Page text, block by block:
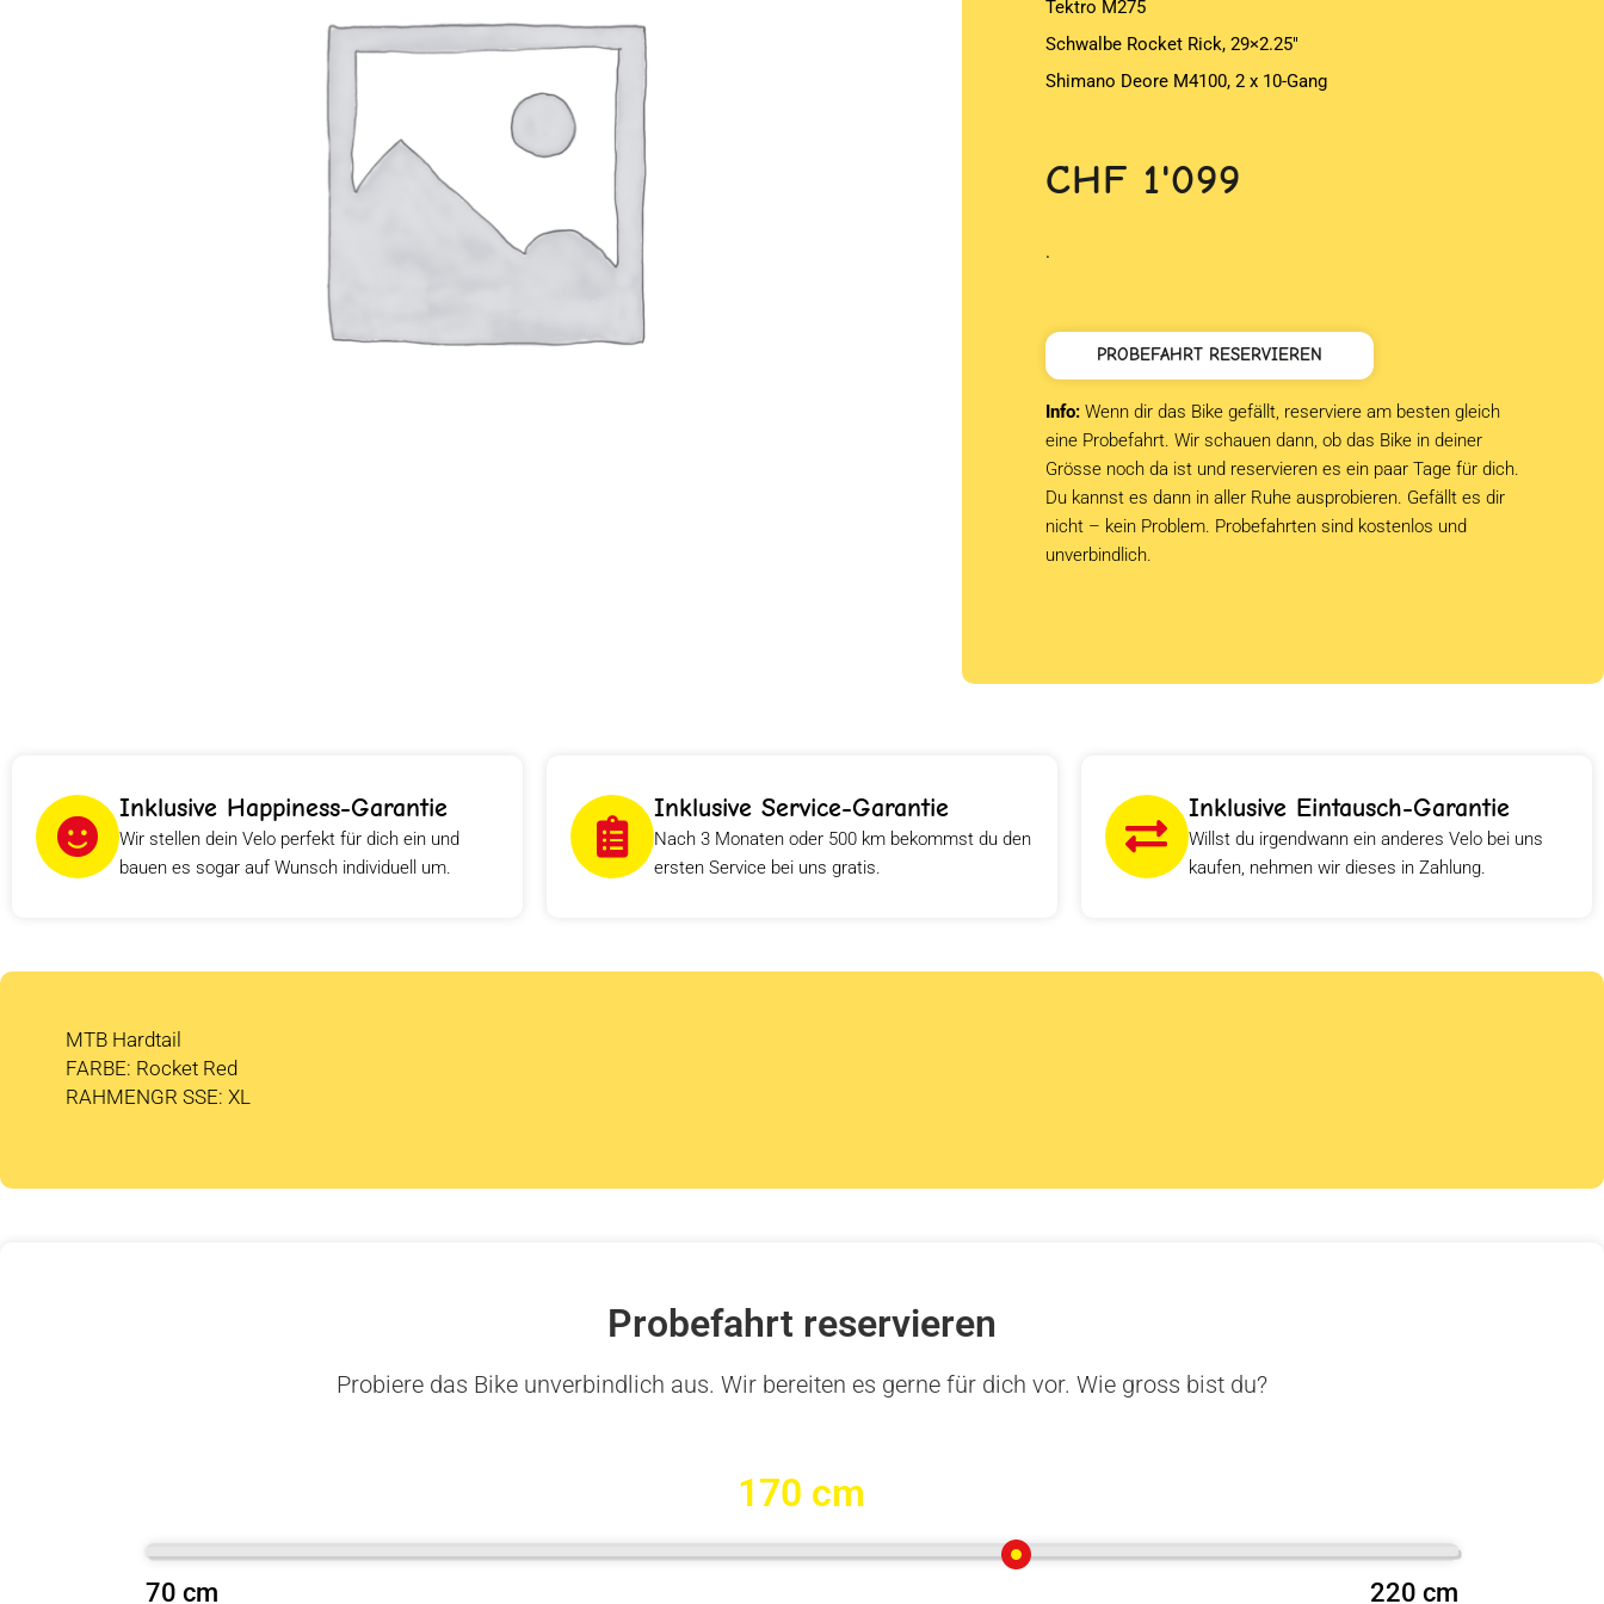
Tektro M275
Schwalbe Rocket Rick, 29×2.25″
Shimano Deore M4100, 2 x 10-Gang
CHF 1'099
.
PROBEFAHRT RESERVIEREN
Info: Wenn dir das Bike gefällt, reserviere am besten gleich
eine Probefahrt. Wir schauen dann, ob das Bike in deiner
Grösse noch da ist und reservieren es ein paar Tage für dich.
Du kannst es dann in aller Ruhe ausprobieren. Gefällt es dir
nicht – kein Problem. Probefahrten sind kostenlos und
unverbindlich.
Inklusive Happiness-Garantie
Wir stellen dein Velo perfekt für dich ein und
bauen es sogar auf Wunsch individuell um.
Inklusive Service-Garantie
Nach 3 Monaten oder 500 km bekommst du den
ersten Service bei uns gratis.
Inklusive Eintausch-Garantie
Willst du irgendwann ein anderes Velo bei uns
kaufen, nehmen wir dieses in Zahlung.
MTB Hardtail
FARBE: Rocket Red
RAHMENGR SSE: XL
Probefahrt reservieren
Probiere das Bike unverbindlich aus. Wir bereiten es gerne für dich vor. Wie gross bist du?
170 cm
70 cm 220 cm